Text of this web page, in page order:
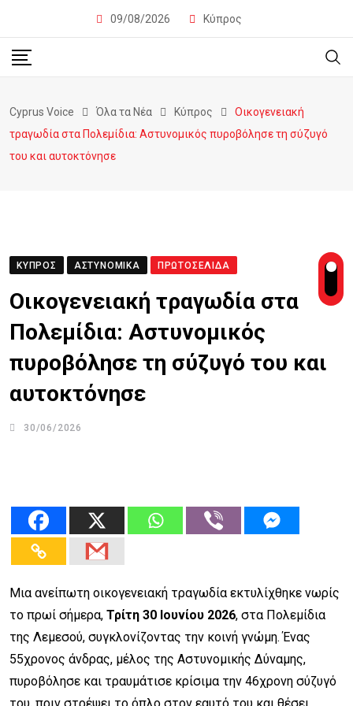
09/08/2026 Κύπρος
Cyprus Voice Όλα τα Νέα Κύπρος
Οικογενειακή
τραγωδία στα Πολεμίδια: Αστυνομικός πυροβόλησε τη σύζυγό
του και αυτοκτόνησε
ΚΎΠΡΟΣ ΑΣΤΥΝΟΜΙΚΆ ΠΡΩΤΟΣΈΛΙΔΑ
Οικογενειακή τραγωδία στα
Πολεμίδια: Αστυνομικός
πυροβόλησε τη σύζυγό του και
αυτοκτόνησε
30/06/2026
Μια ανείπωτη οικογενειακή τραγωδία εκτυλίχθηκε νωρίς
το πρωί σήμερα, Τρίτη 30 Ιουνίου 2026, στα Πολεμίδια
της Λεμεσού, συγκλονίζοντας την κοινή γνώμη. Ένας
55χρονος άνδρας, μέλος της Αστυνομικής Δύναμης,
πυροβόλησε και τραυμάτισε κρίσιμα την 46χρονη σύζυγό